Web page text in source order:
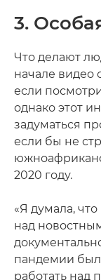
3.
Что делают
начале видео
если
однако этот
задуматься
если бы не
2020 году.
«Я думала,
над
пандемии
работать над